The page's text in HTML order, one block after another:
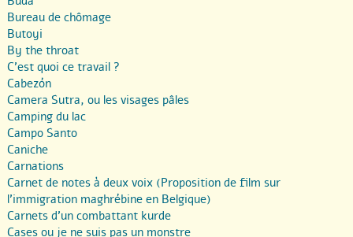
Bureau de chômage
Butoyi
By the throat
C’est quoi ce travail ?
Cabezón
Camera Sutra, ou les visages pâles
Camping du lac
Campo Santo
Caniche
Carnations
Carnet de notes à deux voix (Proposition de film sur
l’immigration maghrébine en Belgique)
Carnets d’un combattant kurde
Cases ou je ne suis pas un monstre